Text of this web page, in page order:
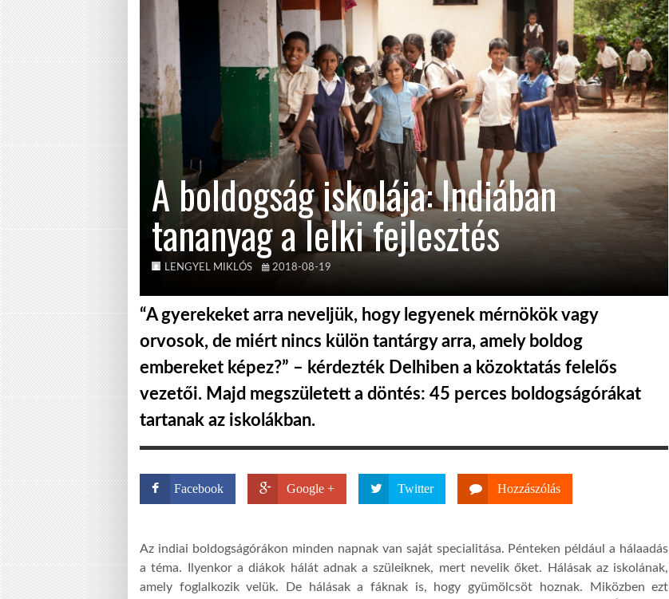
A boldogság iskolája: Indiában
tananyag a lelki fejlesztés
LENGYEL MIKLÓS 2018-08-19
“A gyerekeket arra neveljük, hogy legyenek mérnökök vagy
orvosok, de miért nincs külön tantárgy arra, amely boldog
embereket képez?” – kérdezték Delhiben a közoktatás felelős
vezetői. Majd megszületett a döntés: 45 perces boldogságórákat
tartanak az iskolákban.
Facebook Google + Twitter Hozzászólás
Az indiai boldogságórákon minden napnak van saját specialitása. Pénteken például a hálaadás
a téma. Ilyenkor a diákok hálát adnak a szüleiknek, mert nevelik őket. Hálásak az iskolának,
amely foglalkozik velük. De hálásak a fáknak is, hogy gyümölcsöt hoznak. Miközben ezt